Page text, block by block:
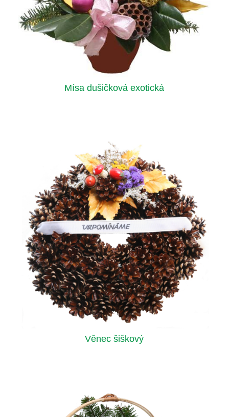
Mísa dušičková exotická
Věnec šiškový